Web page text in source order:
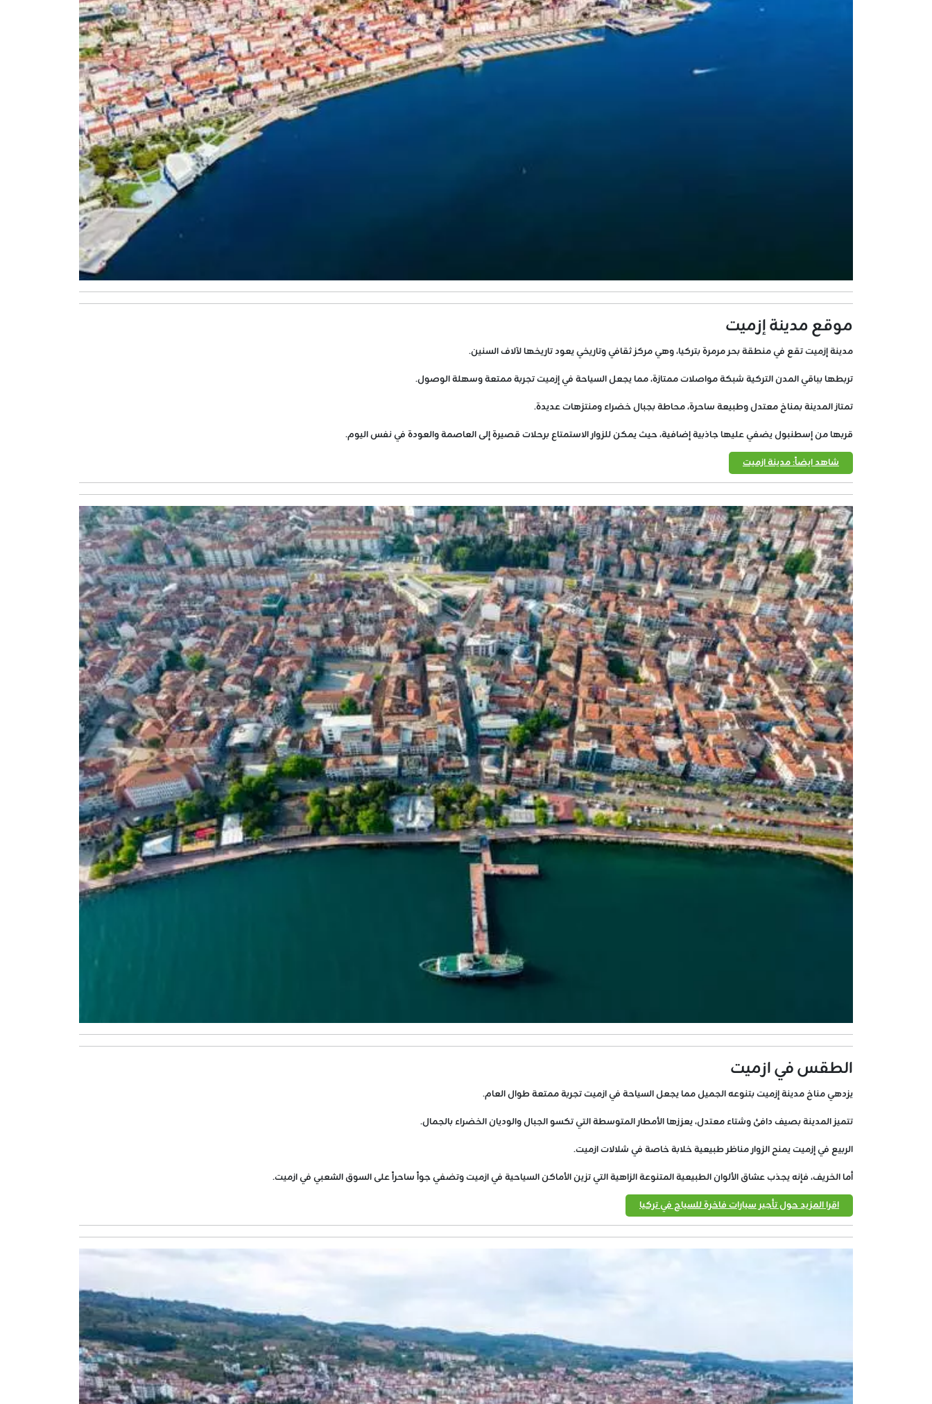
موقع مدينة إزميت
مدينة إزميت تقع في منطقة بحر مرمرة بتركيا، وهي مركز ثقافي وتاريخي يعود تاريخها لآلاف السنين.
تربطها بباقي المدن التركية شبكة مواصلات ممتازة، مما يجعل السياحة في إزميت تجربة ممتعة وسهلة الوصول.
تمتاز المدينة بمناخ معتدل وطبيعة ساحرة، محاطة بجبال خضراء ومنتزهات عديدة.
قربها من إسطنبول يضفي عليها جاذبية إضافية، حيث يمكن للزوار الاستمتاع برحلات قصيرة إلى العاصمة والعودة في نفس اليوم.
شاهد ايضاً: مدينة ازميت
الطقس في ازميت
يزدهي مناخ مدينة إزميت بتنوعه الجميل مما يجعل السياحة في ازميت تجربة ممتعة طوال العام.
تتميز المدينة بصيف دافئ وشتاء معتدل، يعززها الأمطار المتوسطة التي تكسو الجبال والوديان الخضراء بالجمال.
الربيع في إزميت يمنح الزوار مناظر طبيعية خلابة خاصة في شلالات ازميت.
أما الخريف، فإنه يجذب عشاق الألوان الطبيعية المتنوعة الزاهية التي تزين الأماكن السياحية في ازميت وتضفي جواً ساحراً على السوق الشعبي في ازميت.
اقرا المزيد حول تأجير سيارات فاخرة للسياح في تركيا